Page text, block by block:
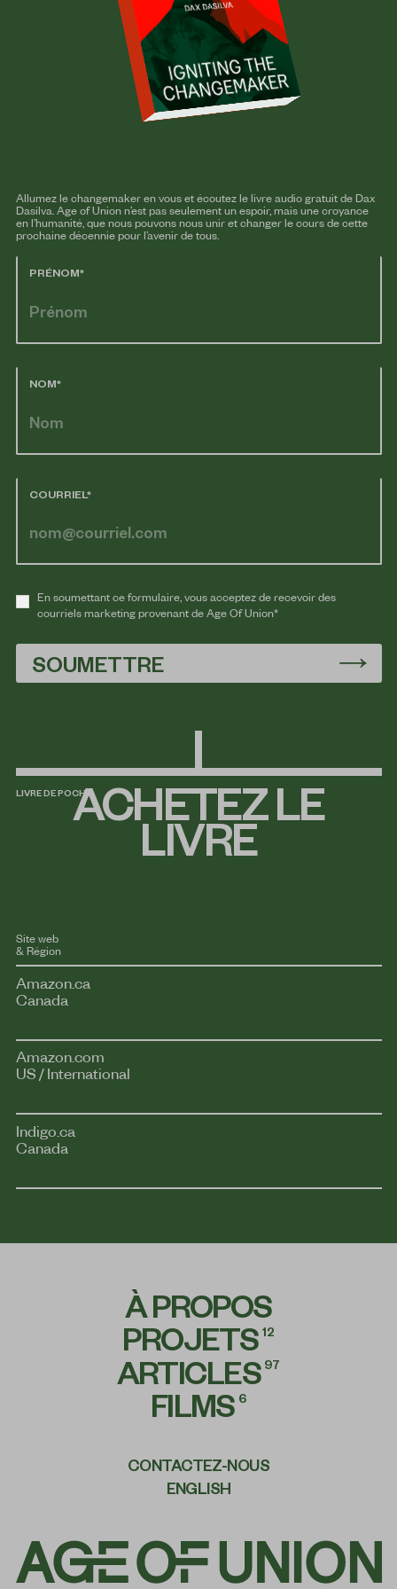
Allumez le changemaker en vous et écoutez le livre audio gratuit de Dax
Dasilva. Age of Union n’est pas seulement un espoir, mais une croyance
en l’humanité, que nous pouvons nous unir et changer le cours de cette
prochaine décennie pour l’avenir de tous.
PRÉNOM*
NOM*
COURRIEL*
En soumettant ce formulaire, vous acceptez de recevoir des
courriels marketing provenant de Age Of Union*
SOUMETTRE
LIVRE DE POCHEACHETEZ LE
LIVRE
Site web
Région
Amazon.ca
Canada
plus
de
détails
Amazon.com
US / International
plus
de
détails
Indigo.ca
Canada
plus
de
détails
À PROPOS
PROJETS 12
ARTICLES 97
FILMS 6
CONTACTEZ-NOUS
ENGLISH
Age
of
Union